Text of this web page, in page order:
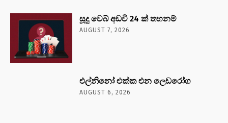
සූදු වෙබ් අඩවි 24 ක් තහනම්
AUGUST 7, 2026
එල්නිනෝ එක්ක එන ලෙඩරෝග
AUGUST 6, 2026